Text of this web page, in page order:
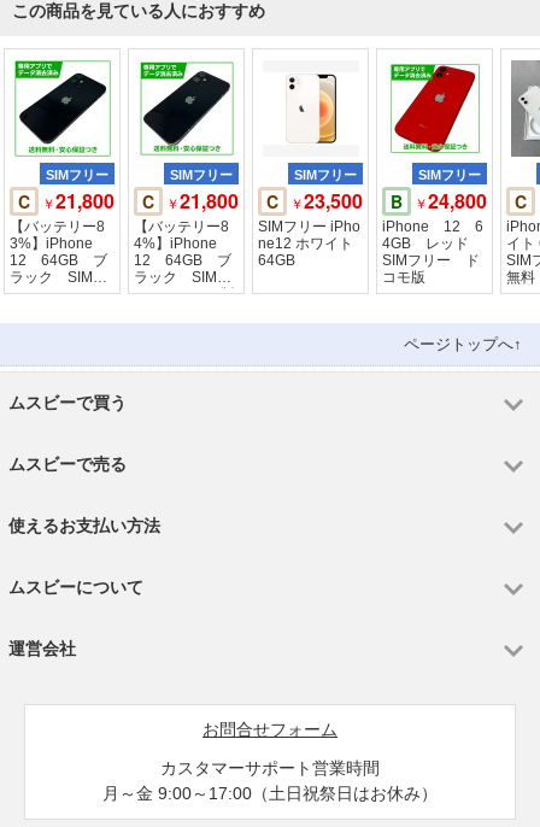
この商品を見ている人におすすめ
SIMフリー
C ￥21,800
【バッテリー8
3%】iPhone
12 64GB ブ
ラック SIMフ
リー Yモバイ
SIMフリー
C ￥21,800
【バッテリー8
4%】iPhone
12 64GB ブ
ラック SIMフ
リー ドコモ版
SIMフリー
C ￥23,500
SIMフリー iPho
ne12 ホワイト
64GB
SIMフリー
B ￥24,800
iPhone 12 6
4GB レッド
SIMフリー ド
コモ版
C
イト
SIM
無料
ページトップへ↑
ムスビーで買う
ムスビーで売る
使えるお支払い方法
ムスビーについて
運営会社
お問合せフォーム
カスタマーサポート営業時間
月～金 9:00～17:00（土日祝祭日はお休み）